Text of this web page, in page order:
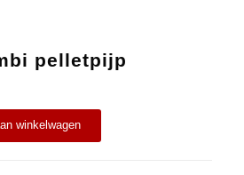
pelletpijp
winkelwagen